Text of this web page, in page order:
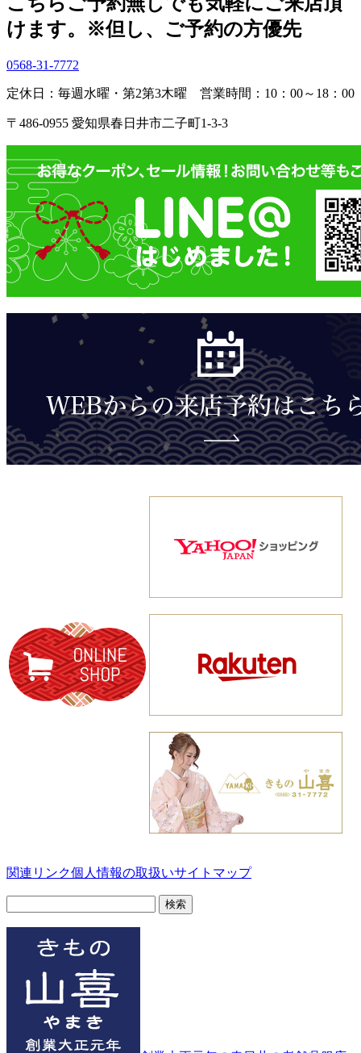
けます。
※但し、ご予約の方優先
0568-31-7772
定休日：毎週水曜・第2第3木曜 営業時間：10：00～18：00
〒486-0955 愛知県春日井市二子町1-3-3
関連リンク個人情報の取扱いサイトマップ